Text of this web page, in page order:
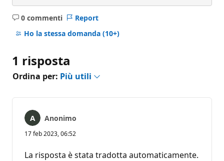
0 commenti
Nessun
commento
Report
Ho la stessa domanda (10+)
1 risposta
Ordina per: Più utili
Anonimo
17 feb 2023, 06:52
La risposta è stata tradotta automaticamente.